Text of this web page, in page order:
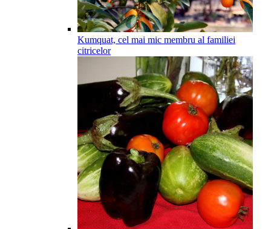
Kumquat, cel mai mic membru al familiei
citricelor